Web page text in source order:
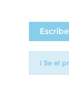
¡ Se el